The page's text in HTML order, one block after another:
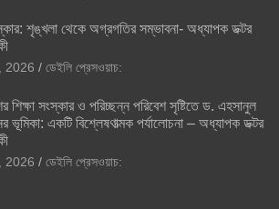
শৃঙ্খলা থেকে অগ্রগতির সম্ভাবনা- অধ্যাপক ডক্টর
2026 ডেইলি প্রেসওয়াচ:
শিক্ষা সংস্কার ও পরিচ্ছন্ন পরিবেশ সৃষ্টিতে ড. এহসানুল
ভূমিকা: একটি বিশ্লেষণাত্মক পর্যালোচনা – অধ্যাপক ডক্টর
2026 ডেইলি প্রেসওয়াচ: